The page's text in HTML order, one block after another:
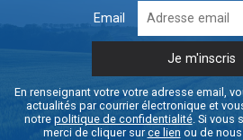
Email
En renseignant votre votre adresse email,
actualités par courrier électronique et
notre politique de confidentialité. Si vous
merci de cliquer surce lien ou de nous